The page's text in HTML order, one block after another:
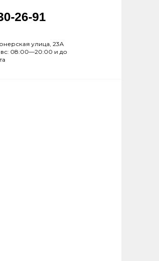
26-91
улица, 23А
08:00—20:00 и до